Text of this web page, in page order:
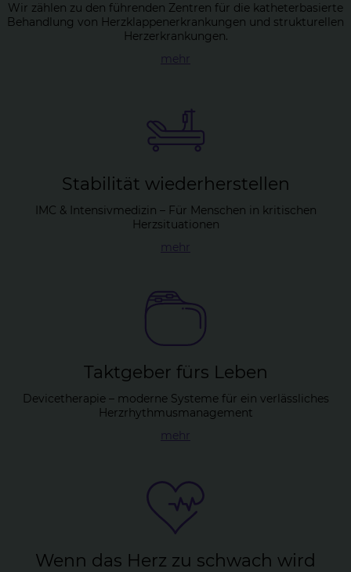
Wir zählen zu den führenden Zentren für die katheterbasierte
Behandlung von Herzklappenerkrankungen und strukturellen
Herzerkrankungen.
mehr
Sta­bi­li­tät wie­der­her­stel­len
IMC & Intensivmedizin – Für Menschen in kritischen
Herzsituationen
mehr
Takt­ge­ber fürs Le­ben
Devicetherapie – moderne Systeme für ein verlässliches
Herzrhythmusmanagement
mehr
Wenn das Herz zu schwach wird